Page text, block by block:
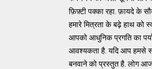
फ़िफ़्टी पक्का रहा. फ़ायदे के
हमारे मित्रता के बढ़े हाथ को
आपको आधुनिक प्रगति का
आवश्यकता है. यदि आप हमसे
बनवाने को प्रस्तुत है. लोग